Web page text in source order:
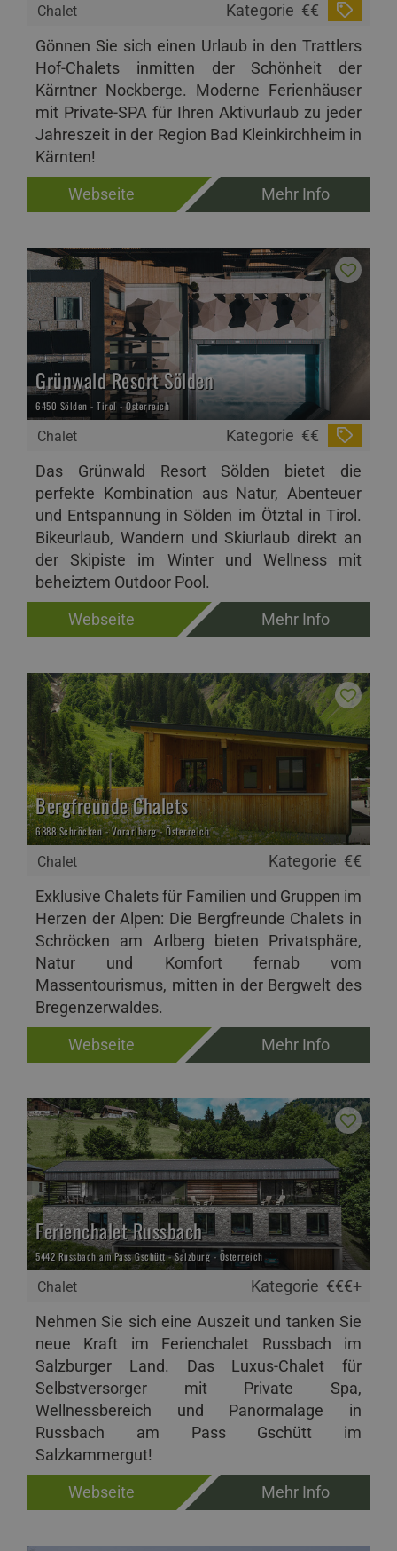
Chalet Kategorie €€
Gönnen Sie sich einen Urlaub in den Trattlers
Hof-Chalets inmitten der Schönheit der
Kärntner Nockberge. Moderne Ferienhäuser
mit Private-SPA für Ihren Aktivurlaub zu jeder
Jahreszeit in der Region Bad Kleinkirchheim in
Kärnten!
Webseite
Mehr Info
Chalet
Grünwald Resort Sölden
6450 Sölden - Tirol - Österreich
Kategorie €€
Das Grünwald Resort Sölden bietet die
perfekte Kombination aus Natur, Abenteuer
und Entspannung in Sölden im Ötztal in Tirol.
Bikeurlaub, Wandern und Skiurlaub direkt an
der Skipiste im Winter und Wellness mit
beheiztem Outdoor Pool.
Webseite
Mehr Info
Chalet
Bergfreunde Chalets
6888 Schröcken - Vorarlberg - Österreich
Kategorie €€
Exklusive Chalets für Familien und Gruppen im
Herzen der Alpen: Die Bergfreunde Chalets in
Schröcken am Arlberg bieten Privatsphäre,
Natur und Komfort fernab vom
Massentourismus, mitten in der Bergwelt des
Bregenzerwaldes.
Webseite
Mehr Info
Chalet
Ferienchalet Russbach
5442 Russbach am Pass Gschütt - Salzburg - Österreich
Kategorie €€€+
Nehmen Sie sich eine Auszeit und tanken Sie
neue Kraft im Ferienchalet Russbach im
Salzburger Land. Das Luxus-Chalet für
Selbstversorger mit Private Spa,
Wellnessbereich und Panormalage in
Russbach am Pass Gschütt im
Salzkammergut!
Webseite
Mehr Info